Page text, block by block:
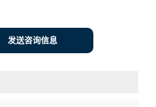
发送咨询信息